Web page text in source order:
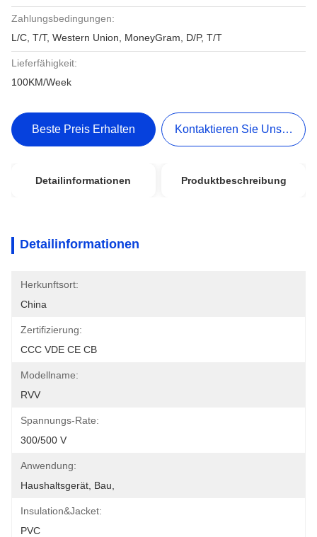
Zahlungsbedingungen:
L/C, T/T, Western Union, MoneyGram, D/P, T/T
Lieferfähigkeit:
100KM/Week
Beste Preis Erhalten Kontaktieren Sie Uns Jetzt
Detailinformationen Produktbeschreibung
Detailinformationen
Herkunftsort:
China
Zertifizierung:
CCC VDE CE CB
Modellname:
RVV
Spannungs-Rate:
300/500 V
Anwendung:
Haushaltsgerät, Bau,
Insulation&Jacket:
PVC